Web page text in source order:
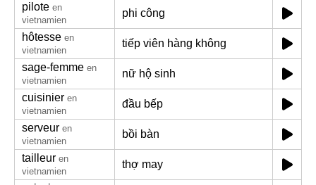
pilote en
vietnamien
phi công
hôtesse en
vietnamien
tiếp viên hàng không
sage-femme en
vietnamien
nữ hộ sinh
cuisinier en
vietnamien
đầu bếp
serveur en
vietnamien
bồi bàn
tailleur en
vietnamien
thợ may